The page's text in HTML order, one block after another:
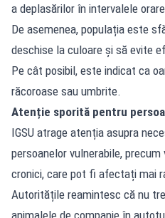
a deplasărilor în intervalele
De asemenea, populația este
deschise la culoare și să evite
Pe cât posibil, este indicat ca
răcoroase sau umbrite.
Atenție sporită pentru
IGSU atrage atenția asupra
persoanelor vulnerabile,
cronici, care pot fi afectați mai
Autoritățile reamintesc că nu
animalele de companie în